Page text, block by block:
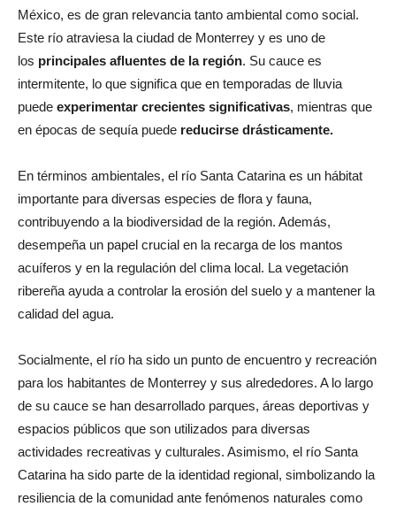
México, es de gran relevancia tanto ambiental como social.
Este río atraviesa la ciudad de Monterrey y es uno de
los principales afluentes de la región. Su cauce es
intermitente, lo que significa que en temporadas de lluvia
puede experimentar crecientes significativas, mientras que
en épocas de sequía puede reducirse drásticamente.
En términos ambientales, el río Santa Catarina es un hábitat
importante para diversas especies de flora y fauna,
contribuyendo a la biodiversidad de la región. Además,
desempeña un papel crucial en la recarga de los mantos
acuíferos y en la regulación del clima local. La vegetación
ribereña ayuda a controlar la erosión del suelo y a mantener la
calidad del agua.
Socialmente, el río ha sido un punto de encuentro y recreación
para los habitantes de Monterrey y sus alrededores. A lo largo
de su cauce se han desarrollado parques, áreas deportivas y
espacios públicos que son utilizados para diversas
actividades recreativas y culturales. Asimismo, el río Santa
Catarina ha sido parte de la identidad regional, simbolizando la
resiliencia de la comunidad ante fenómenos naturales como